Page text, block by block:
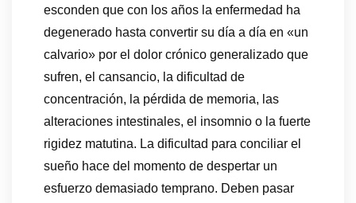
esconden que con los años la enfermedad ha
degenerado hasta convertir su día a día en «un
calvario» por el dolor crónico generalizado que
sufren, el cansancio, la dificultad de
concentración, la pérdida de memoria, las
alteraciones intestinales, el insomnio o la fuerte
rigidez matutina. La dificultad para conciliar el
sueño hace del momento de despertar un
esfuerzo demasiado temprano. Deben pasar